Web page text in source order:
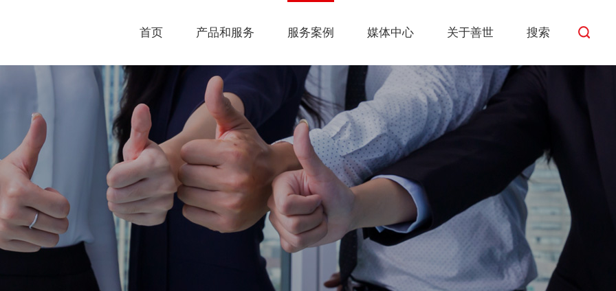
首页 产品和服务 服务案例 媒体中心 关于善世 搜索